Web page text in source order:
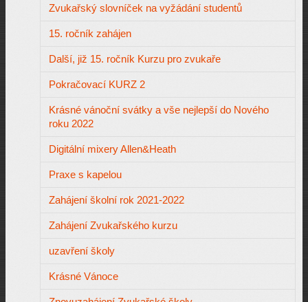
Zvukařský slovníček na vyžádání studentů
15. ročník zahájen
Další, již 15. ročník Kurzu pro zvukaře
Pokračovací KURZ 2
Krásné vánoční svátky a vše nejlepší do Nového
roku 2022
Digitální mixery Allen&Heath
Praxe s kapelou
Zahájení školní rok 2021-2022
Zahájení Zvukařského kurzu
uzavření školy
Krásné Vánoce